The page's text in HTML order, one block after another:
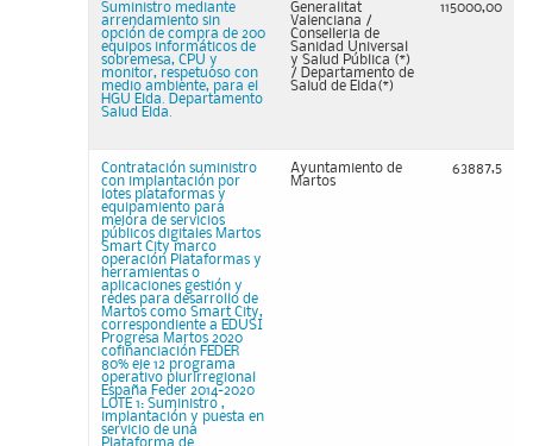
Suministro mediante
arrendamiento sin
opción de compra de 200
equipos informáticos de
sobremesa, CPU y
monitor, respetuoso con
medio ambiente, para el
HGU Elda. Departamento
Salud Elda.
Generalitat
Valenciana /
Conselleria de
Sanidad Universal
y Salud Pública (*)
/ Departamento de
Salud de Elda(*)
115000,00
Contratación suministro
con implantación por
lotes plataformas y
equipamiento para
mejora de servicios
públicos digitales Martos
Smart City marco
operación Plataformas y
herramientas o
aplicaciones gestión y
redes para desarrollo de
Martos como Smart City,
correspondiente a EDUSI
Progresa Martos 2020
cofinanciación FEDER
80% eje 12 programa
operativo plurirregional
España Feder 2014-2020
LOTE 1: Suministro ,
implantación y puesta en
servicio de una
Plataforma de
Ayuntamiento de
Martos
63887,5